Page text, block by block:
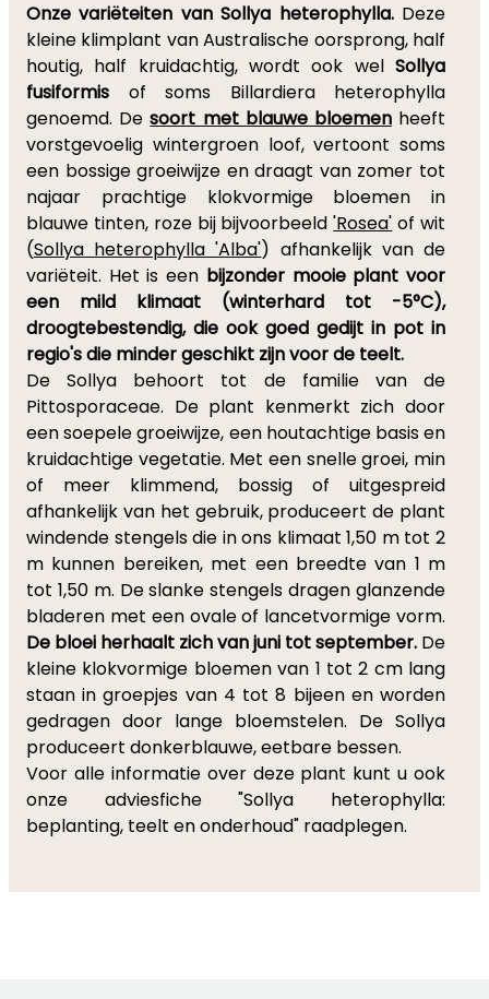
Onze variëteiten van Sollya heterophylla.Deze
kleine klimplant van Australische oorsprong, half
houtig, half kruidachtig, wordt ook wel Sollya
fusiformis of soms Billardiera heterophylla
genoemd. Desoort met blauwe bloemenheeft
vorstgevoelig wintergroen loof, vertoont soms
een bossige groeiwijze en draagt van zomer tot
najaar prachtige klokvormige bloemen in
blauwe tinten, roze bij bijvoorbeeld'Rosea' of wit
(Sollya heterophylla 'Alba') afhankelijk van de
variëteit. Het is een bijzonder mooie plant voor
een mild klimaat (winterhard tot -5°C),
droogtebestendig, die ook goed gedijt in pot in
regio's die minder geschikt zijn voor de teelt.
De Sollya behoort tot de familie van de
Pittosporaceae. De plant kenmerkt zich door
een soepele groeiwijze, een houtachtige basis en
kruidachtige vegetatie. Met een snelle groei, min
of meer klimmend, bossig of uitgespreid
afhankelijk van het gebruik, produceert de plant
windende stengels die in ons klimaat 1,50 m tot 2
m kunnen bereiken, met een breedte van 1 m
tot 1,50 m. De slanke stengels dragen glanzende
bladeren met een ovale of lancetvormige vorm.
De bloei herhaalt zich van juni tot september. De
kleine klokvormige bloemen van 1 tot 2 cm lang
staan in groepjes van 4 tot 8 bijeen en worden
gedragen door lange bloemstelen. De Sollya
produceert donkerblauwe, eetbare bessen.
Voor alle informatie over deze plant kunt u ook
onze adviesfiche "Sollya heterophylla:
beplanting, teelt en onderhoud" raadplegen.